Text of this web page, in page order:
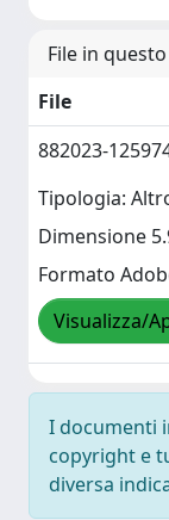
File in
File
882023-
Tipologia:
Dimensione
Formato
Visualizza/
I documenti
copyright e
diversa